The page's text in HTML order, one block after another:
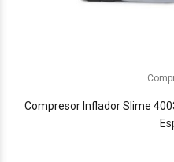
Compresor Inflador Slime